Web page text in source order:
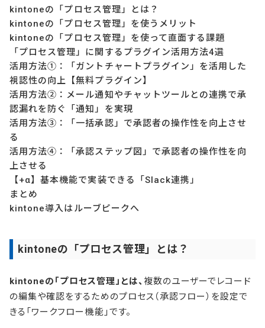
kintoneの「プロセス管理」とは？
kintoneの「プロセス管理」を使うメリット
kintoneの「プロセス管理」を使って直面する課題
「プロセス管理」に関するプラグイン活用方法4選
活用方法①：「ガントチャートプラグイン」を活用した
視認性の向上【無料プラグイン】
活用方法②：メール通知やチャットツールとの連携で承
認漏れを防ぐ「通知」を実現
活用方法③：「一括承認」で承認者の操作性を向上させ
る
活用方法④：「承認ステップ図」で承認者の操作性を向
上させる
【+α】基本機能で実装できる「Slack連携」
まとめ
kintone導入はルーブピークへ
kintoneの「プロセス管理」とは？
kintoneの「プロセス管理」とは、 複数のユーザーでレコード
の編集や確認をするためのプロセス（承認フロー）を設定で
きる「ワークフロー機能」です。